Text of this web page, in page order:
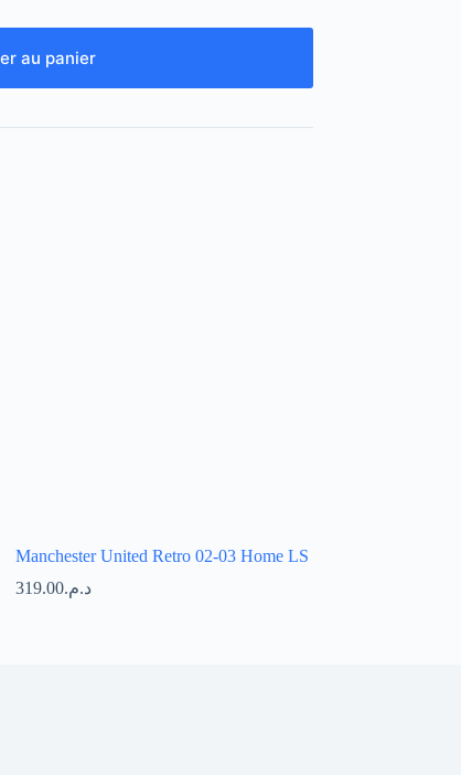
au panier
Manchester United Retro 02-03 Home LS
د.م.319.00